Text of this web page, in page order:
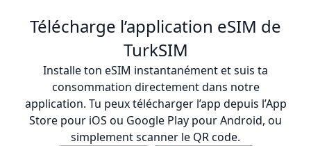
Télécharge l’application eSIM de
TurkSIM
Installe ton eSIM instantanément et suis ta
consommation directement dans notre
application. Tu peux télécharger l’app depuis l’App
Store pour iOS ou Google Play pour Android, ou
simplement scanner le QR code.